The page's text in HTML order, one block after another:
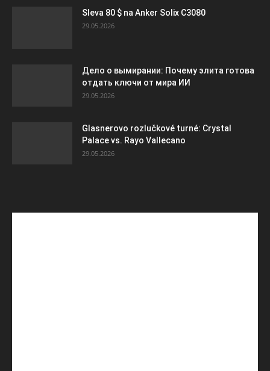
Sleva 80 $ na Anker Solix C3080
29.05.2026
Дело о вымирании: Почему элита готова
отдать ключи от мира ИИ
29.05.2026
Glasnerovo rozlučkové turné: Crystal
Palace vs. Rayo Vallecano
29.05.2026